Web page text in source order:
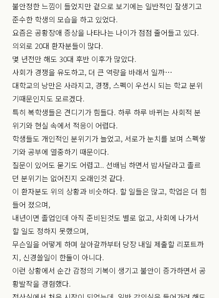
불안정한 느낌이 들었지만 겉으로 보기에는 일반적인 잘생기고
준수한 학생의 모습을 하고 있었다.
요즘은 공황장애 증상을 나타나는 나이가 점점 줄어들고 있다.
의외로 20대 환자분들이 많다.
몇 년전만 해도 30대 후반 이후가 많았다.
사회가 경쟁을 유도하고, 더 큰 역량을 바래서 일까…
대학교의 낭만은 사라지고, 경쟁, 스펙이 우선시 되는 학교 분위
기때문인지도 모르겠다.
특히 복학생들은 견디기가 힘들다. 하루 하루 바뀌는 사회적 분
위기와 현실 속에서 적응이 어렵다.
학생들도 개인적인 분위기가 늘었고, 서로가 눈치를 보며 스펙쌓
기와 공부에 열중하기 때문이다.
질문이 있어도 묻기도 어렵고.. 선배님 하면서 밥사달라고 졸르
던 분위기는 없어진지 오래인것 같다.
이 환자분도 위의 상황과 비슷하다. 할 일들은 많고, 학업은 더 힘
들어 졌으며,
내년이면 졸업인데 아직 준비된것도 별로 없고, 사회에 나가서
할 일도 정하지 못했으며,
무슨일을 어떻게 하며 살아갈까부터 당장 내일 제출할 리포트까
지, 신경쓸일이 한둘이 아니다.
이런 상황에서 순간 감정의 기복이 생기고 불안이 증가하면서 공
황발작을 경험했다.